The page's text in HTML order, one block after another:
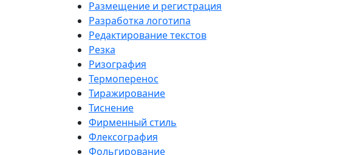
Размещение и регистрация
Разработка логотипа
Редактирование текстов
Резка
Ризография
Термоперенос
Тиражирование
Тиснение
Фирменный стиль
Флексография
Фольгирование